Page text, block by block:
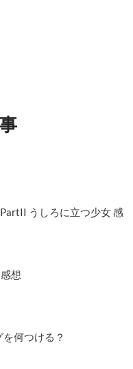
うしろに立つ少女 感
想
何つける？